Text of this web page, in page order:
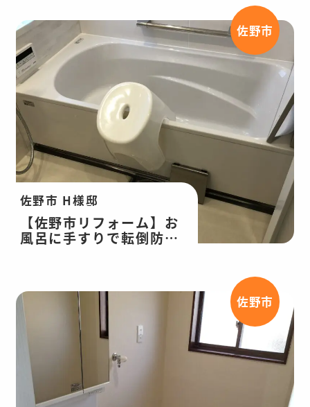
佐野市
佐野市 H様邸
【佐野市リフォーム】お
風呂に手すりで転倒防止
佐野市